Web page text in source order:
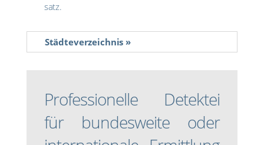
satz.
Städ­te­ver­zeich­nis »
Pro­fes­sio­nel­le Detek­tei
für bun­des­wei­te oder